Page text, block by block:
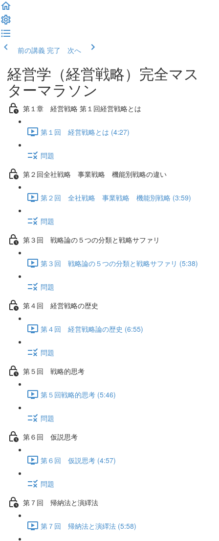
前の講義 完了 次へ
経営学（経営戦略）完全マス
ターマラソン
第１章 経営戦略 第１回経営戦略とは
第１回 経営戦略とは (4:27)
問題
第２回全社戦略 事業戦略 機能別戦略の違い
第２回 全社戦略 事業戦略 機能別戦略 (3:59)
問題
第３回 戦略論の５つの分類と戦略サファリ
第３回 戦略論の５つの分類と戦略サファリ (5:38)
問題
第４回 経営戦略の歴史
第４回 経営戦略論の歴史 (6:55)
問題
第５回 戦略的思考
第５回戦略的思考 (5:46)
問題
第６回 仮説思考
第６回 仮説思考 (4:57)
問題
第７回 帰納法と演繹法
第７回 帰納法と演繹法 (5:58)